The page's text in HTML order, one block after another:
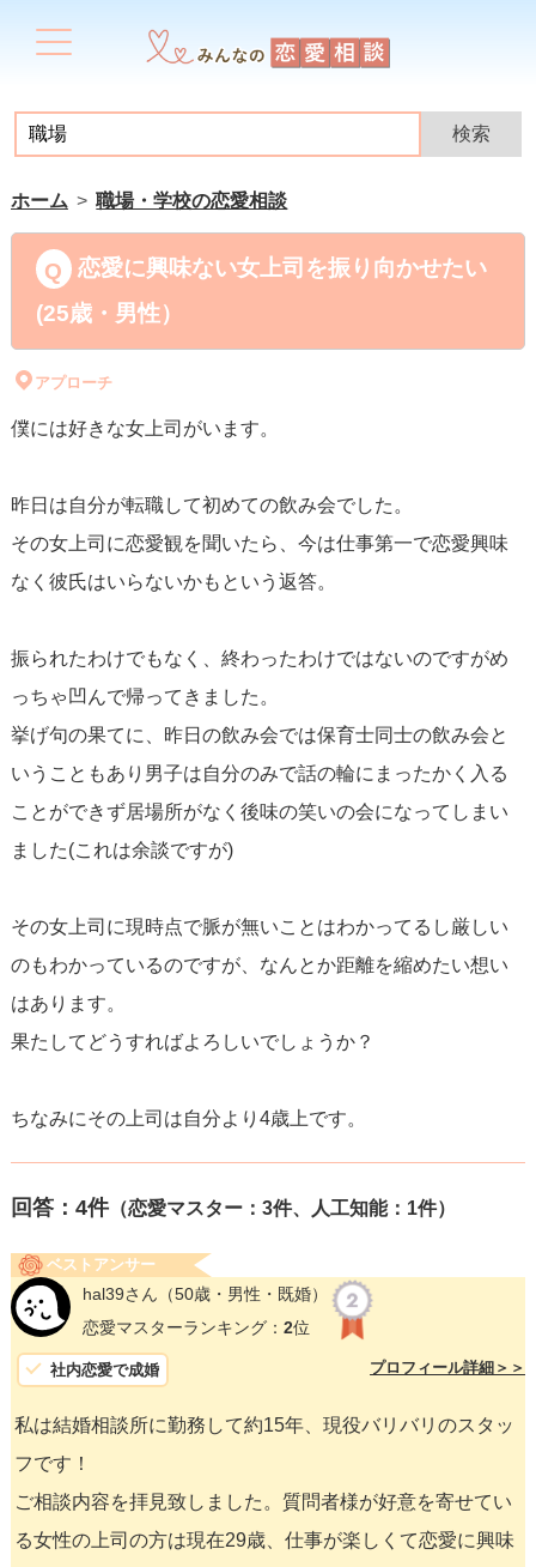
ホーム 職場・学校の恋愛相談
恋愛に興味ない女上司を振り向かせたい
(25歳・男性）
アプローチ
僕には好きな女上司がいます。
昨日は自分が転職して初めての飲み会でした。
その女上司に恋愛観を聞いたら、今は仕事第一で恋愛興味
なく彼氏はいらないかもという返答。
振られたわけでもなく、終わったわけではないのですがめ
っちゃ凹んで帰ってきました。
挙げ句の果てに、昨日の飲み会では保育士同士の飲み会と
いうこともあり男子は自分のみで話の輪にまったかく入る
ことができず居場所がなく後味の笑いの会になってしまい
ました(これは余談ですが)
その女上司に現時点で脈が無いことはわかってるし厳しい
のもわかっているのですが、なんとか距離を縮めたい想い
はあります。
果たしてどうすればよろしいでしょうか？
ちなみにその上司は自分より4歳上です。
回答： 4件（恋愛マスター：3件、人工知能：1件）
ベストアンサー
hal39さん （50歳・男性・既婚）
恋愛マスターランキング： 2位
社内恋愛で成婚 プロフィール詳細＞＞
私は結婚相談所に勤務して約15年、現役バリバリのスタッ
フです！
ご相談内容を拝見致しました。質問者様が好意を寄せてい
る女性の上司の方は現在29歳、仕事が楽しくて恋愛に興味